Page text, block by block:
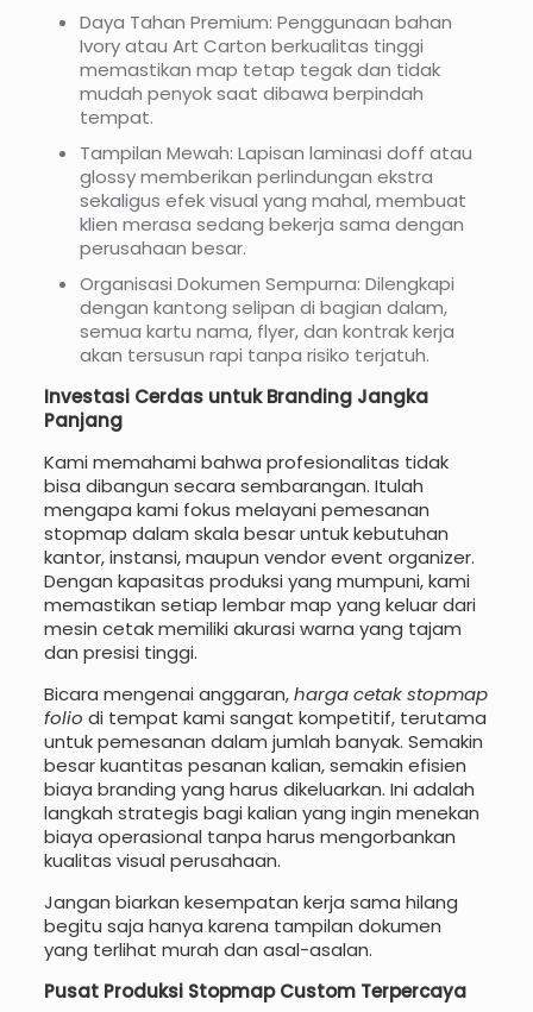
Daya Tahan Premium: Penggunaan bahan
Ivory atau Art Carton berkualitas tinggi
memastikan map tetap tegak dan tidak
mudah penyok saat dibawa berpindah
tempat.
Tampilan Mewah: Lapisan laminasi doff atau
glossy memberikan perlindungan ekstra
sekaligus efek visual yang mahal, membuat
klien merasa sedang bekerja sama dengan
perusahaan besar.
Organisasi Dokumen Sempurna: Dilengkapi
dengan kantong selipan di bagian dalam,
semua kartu nama, flyer, dan kontrak kerja
akan tersusun rapi tanpa risiko terjatuh.
Investasi Cerdas untuk Branding Jangka
Panjang
Kami memahami bahwa profesionalitas tidak
bisa dibangun secara sembarangan. Itulah
mengapa kami fokus melayani pemesanan
stopmap dalam skala besar untuk kebutuhan
kantor, instansi, maupun vendor event organizer.
Dengan kapasitas produksi yang mumpuni, kami
memastikan setiap lembar map yang keluar dari
mesin cetak memiliki akurasi warna yang tajam
dan presisi tinggi.
Bicara mengenai anggaran,harga cetak stopmap
folio di tempat kami sangat kompetitif, terutama
untuk pemesanan dalam jumlah banyak. Semakin
besar kuantitas pesanan kalian, semakin efisien
biaya branding yang harus dikeluarkan. Ini adalah
langkah strategis bagi kalian yang ingin menekan
biaya operasional tanpa harus mengorbankan
kualitas visual perusahaan.
Jangan biarkan kesempatan kerja sama hilang
begitu saja hanya karena tampilan dokumen
yang terlihat murah dan asal-asalan.
Pusat Produksi Stopmap Custom Terpercaya